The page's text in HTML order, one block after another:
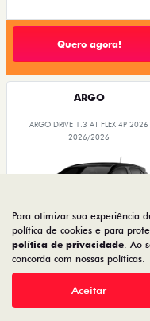
Quero agora!
ARGO
ARGO DRIVE 1.3 AT FLEX 4P 2026
2026/2026
PREÇOS REDUZIDOS
Para otimizar sua experiência
política de cookies e para
política de privacidade. Ao
concorda com nossas políticas.
Aceitar